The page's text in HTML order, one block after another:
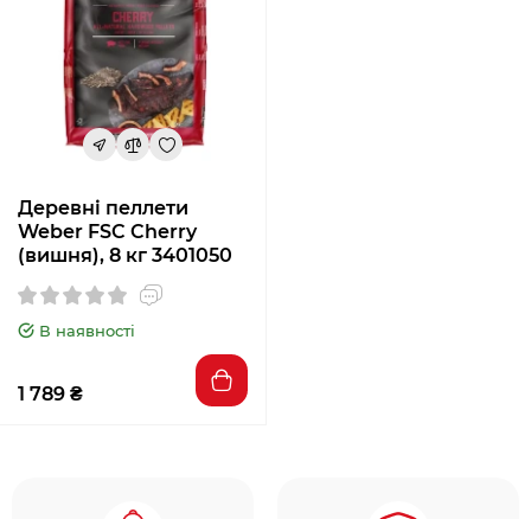
Деревні пеллети
Weber FSC Cherry
(вишня), 8 кг 3401050
В наявності
1 789 ₴